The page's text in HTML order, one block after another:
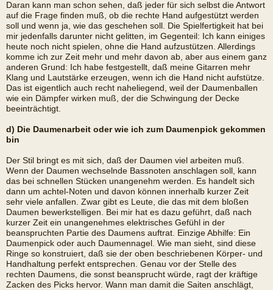
Daran kann man schon sehen, daß jeder für sich selbst die Antwort
auf die Frage finden muß, ob die rechte Hand aufgestützt werden
soll und wenn ja, wie das geschehen soll. Die Spielfertigkeit hat bei
mir jedenfalls darunter nicht gelitten, im Gegenteil: Ich kann einiges
heute noch nicht spielen, ohne die Hand aufzustützen. Allerdings
komme ich zur Zeit mehr und mehr davon ab, aber aus einem ganz
anderen Grund: Ich habe festgestellt, daß meine Gitarren mehr
Klang und Lautstärke erzeugen, wenn ich die Hand nicht aufstütze.
Das ist eigentlich auch recht naheliegend, weil der Daumenballen
wie ein Dämpfer wirken muß, der die Schwingung der Decke
beeinträchtigt.
d) Die Daumenarbeit oder wie ich zum Daumenpick gekommen
bin
Der Stil bringt es mit sich, daß der Daumen viel arbeiten muß.
Wenn der Daumen wechselnde Bassnoten anschlagen soll, kann
das bei schnellen Stücken unangenehm werden. Es handelt sich
dann um achtel-Noten und davon können innerhalb kurzer Zeit
sehr viele anfallen. Zwar gibt es Leute, die das mit dem bloßen
Daumen bewerkstelligen. Bei mir hat es dazu geführt, daß nach
kurzer Zeit ein unangenehmes elektrisches Gefühl in der
beanspruchten Partie des Daumens auftrat. Einzige Abhilfe: Ein
Daumenpick oder auch Daumennagel. Wie man sieht, sind diese
Ringe so konstruiert, daß sie der oben beschriebenen Körper- und
Handhaltung perfekt entsprechen. Genau vor der Stelle des
rechten Daumens, die sonst beansprucht würde, ragt der kräftige
Zacken des Picks hervor. Wann man damit die Saiten anschlägt,